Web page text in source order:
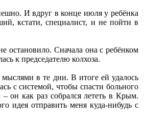
И вдруг в конце июля у ребёнка
кстати, специалист, и не пойти в
остановило. Сначала она с ребёнком
к председателю колхоза.
в те дни. В итоге ей удалось
с системой, чтобы спасти больного
он как раз собрался лететь в Крым.
идея отправить меня куда-нибудь с